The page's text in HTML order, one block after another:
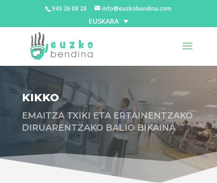
943 26 08 28 info@euzkobendina.com
EUSKARA
KIKKO
EMAITZA TXIKI ETA ERTAINENTZAKO
DIRUARENTZAKO BALIO BIKAINA